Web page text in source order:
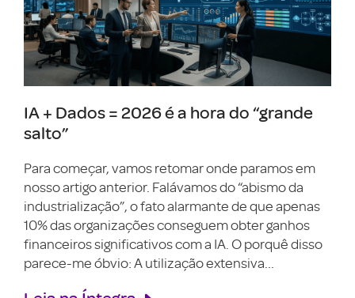
IA + Dados = 2026 é a hora do “grande
salto”
Para começar, vamos retomar onde paramos em
nosso artigo anterior. Falávamos do “abismo da
industrialização”, o fato alarmante de que apenas
10% das organizações conseguem obter ganhos
financeiros significativos com a IA. O porquê disso
parece-me óbvio: A utilização extensiva...